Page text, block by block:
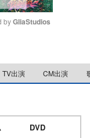
e
by GliaStudios
TV出演 CM出演
DVD